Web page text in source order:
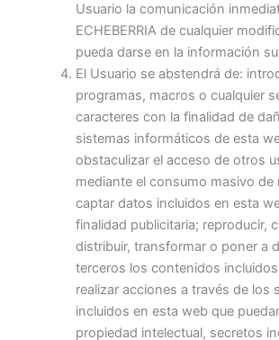
Usuario la comunicación
ECHEBERRIA de cualquier
pueda darse en la información
El Usuario se abstendrá de:
programas, macros o cualquier
caracteres con la finalidad de
sistemas informáticos de esta
obstaculizar el acceso de otros
mediante el consumo masivo de
captar datos incluidos en esta
finalidad publicitaria; reproducir,
distribuir, transformar o poner a
terceros los contenidos
realizar acciones a través de los
incluidos en esta web que
propiedad intelectual, secretos